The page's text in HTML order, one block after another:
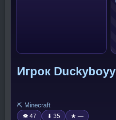
Игрок Duckyboyy
⛏️ Minecraft
👁 47 ⬇ 35 ★ —